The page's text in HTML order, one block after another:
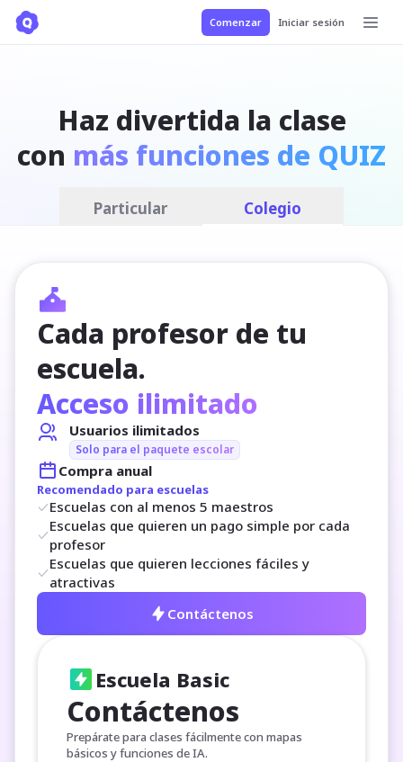
Comenzar Iniciar sesión
Haz divertida la clase
con más funciones de QUIZ
Particular Colegio
Cada profesor de tu
escuela.
Acceso ilimitado
Usuarios ilimitados
Solo para el paquete escolar
Compra anual
Recomendado para escuelas
Escuelas con al menos 5 maestros
Escuelas que quieren un pago simple por cada
profesor
Escuelas que quieren lecciones fáciles y
atractivas
Contáctenos
Escuela Basic
Contáctenos
Prepárate para clases fácilmente con mapas
básicos y funciones de IA.